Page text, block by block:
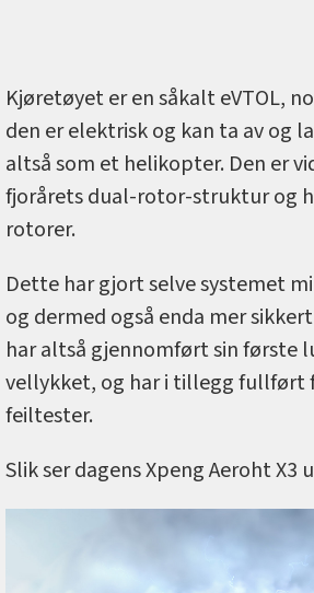
Kjøretøyet er en såkalt eVTOL,
den er elektrisk og kan ta av og
altså som et helikopter. Den er
fjorårets dual-rotor-struktur og
rotorer.
Dette har gjort selve systemet
og dermed også enda mer
har altså gjennomført sin første
vellykket, og har i tillegg fullført
feiltester.
Slik ser dagens Xpeng Aeroht X3